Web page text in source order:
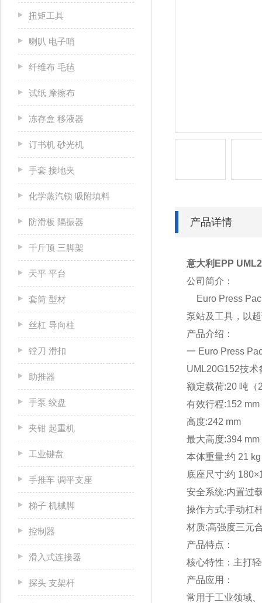
扭矩工具
喇叭 电子哨
纤维布 毛毡
试纸 摩擦布
冻存盒 移液器
订书机 砂光机
手套 接地夹
化学蒸汽锁 吸附填料
防滑板 隔振器
千斤顶 三脚架
天平 平台
套筒 型材
丝杠 导向柱
镗刀 滑扣
助推器
手泵 绞盘
夹钳 起重机
工业键盘
手推车 调平支座
梯子 机械脚
控制器
滑入式连接器
探头 支架杆
产品详情
意大利EPP
公司简介：
Euro Press
泵站及工具，以
产品介绍：
一 Euro Press
UML20G152技术
额定载荷:20 吨（
有效行程:152 mm
高度:242 mm
最大高度:394 mm
本体重量:约 21 kg
底座尺寸:约
安全系统:内置过
操作方式:手动杠
材质:高强度三元
产品特点：
核心特性：主打
产品应用：
常用于工业领域